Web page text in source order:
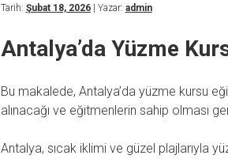
Tarih: Şubat 18, 2026| Yazar: admin
Antalya’da Yüzme
Bu makalede, Antalya’da yüzme kursu
alınacağı ve eğitmenlerin sahip olması
Antalya, sıcak iklimi ve güzel plajlarıyla